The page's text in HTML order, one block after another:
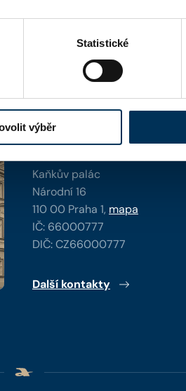
Statistické
výběr
Kontaktní informace
Kaňkův palác
Národní 16
110 00 Praha 1, mapa
IČ: 66000777
DIČ: CZ66000777
Další kontakty